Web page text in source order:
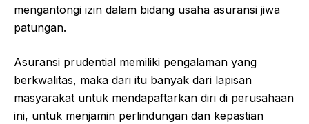
mengantongi izin dalam bidang usaha asuransi jiwa
patungan.
Asuransi prudential memiliki pengalaman yang
berkwalitas, maka dari itu banyak dari lapisan
masyarakat untuk mendapaftarkan diri di perusahaan
ini, untuk menjamin perlindungan dan kepastian